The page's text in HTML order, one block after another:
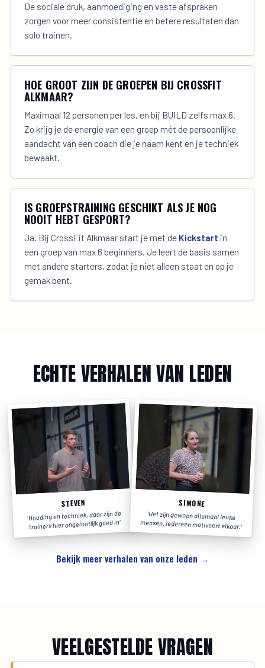
De sociale druk, aanmoediging en vaste afspraken
zorgen voor meer consistentie en betere resultaten dan
solo trainen.
HOE GROOT ZIJN DE GROEPEN BIJ CROSSFIT
ALKMAAR?
Maximaal 12 personen per les, en bij BUILD zelfs max 6.
Zo krijg je de energie van een groep mét de persoonlijke
aandacht van een coach die je naam kent en je techniek
bewaakt.
IS GROEPSTRAINING GESCHIKT ALS JE NOG
NOOIT HEBT GESPORT?
Ja. Bij CrossFit Alkmaar start je met de Kickstart in
een groep van max 6 beginners. Je leert de basis samen
met andere starters, zodat je niet alleen staat en op je
gemak bent.
ECHTE VERHALEN VAN LEDEN
STEVEN
'Houding en techniek, daar zijn de
trainers hier ongelooflijk goed in'
SIMONE
'Het zijn gewoon allemaal leuke
mensen. Iedereen motiveert elkaar. '
Bekijk meer verhalen van onze leden →
VEELGESTELDE VRAGEN